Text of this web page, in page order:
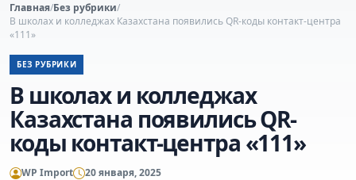
Главная/Без рубрики/
В школах и колледжах Казахстана появились QR-коды контакт-центра
«111»
БЕЗ РУБРИКИ
В школах и колледжах
Казахстана появились QR-
коды контакт-центра «111»
WP Import 20 января, 2025